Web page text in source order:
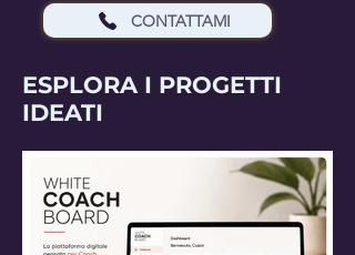
CONTATTAMI
ESPLORA I PROGETTI
IDEATI